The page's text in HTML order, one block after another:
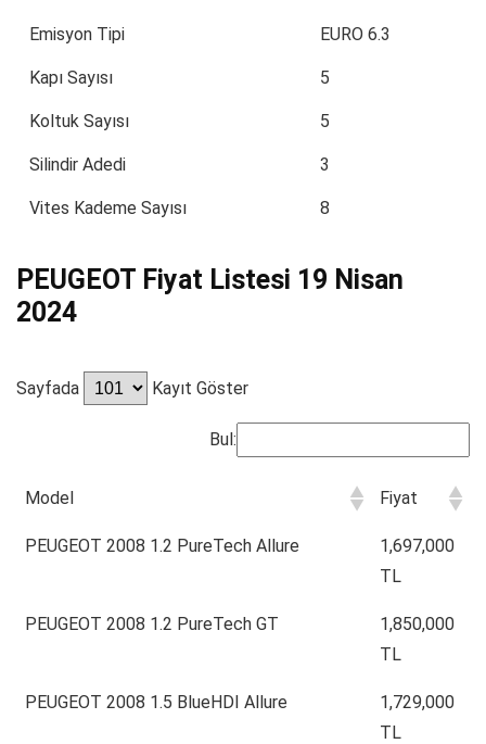
Emisyon Tipi EURO 6.3
Kapı Sayısı 5
Koltuk Sayısı 5
Silindir Adedi 3
Vites Kademe Sayısı 8
PEUGEOT Fiyat Listesi 19 Nisan
2024
Sayfada Kayıt Göster
Bul:
Model
Fiyat
Model
Fiyat
PEUGEOT 2008 1.2 PureTech Allure
1,697,000
TL
PEUGEOT 2008 1.2 PureTech GT
1,850,000
TL
PEUGEOT 2008 1.5 BlueHDI Allure
1,729,000
TL